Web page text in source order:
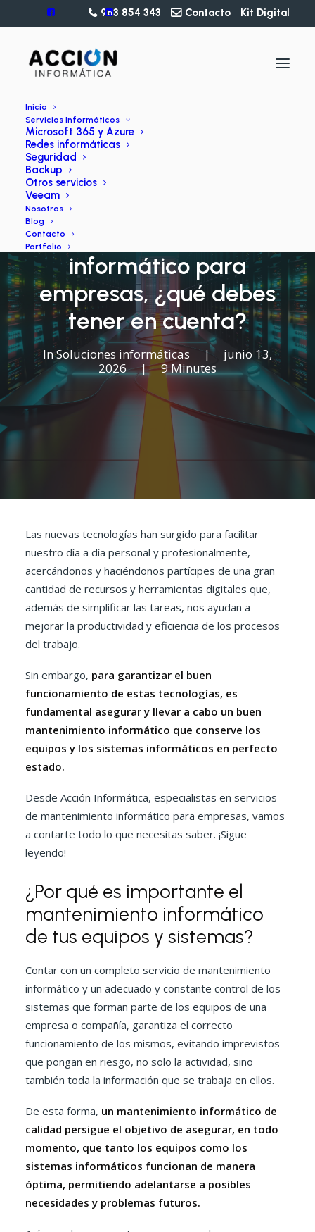
963 854 343 Contacto Kit Digital
Inicio
Servicios Informáticos
Microsoft 365 y Azure
Redes informáticas
Seguridad
Backup
Otros servicios
Veeam
Nosotros
Blog
Contacto
Portfolio
informático para
empresas, ¿qué debes
tener en cuenta?
InSoluciones informáticas |
junio 13,
2026
| 9 Minutes
Las nuevas tecnologías han surgido para facilitar
nuestro día a día personal y profesionalmente,
acercándonos y haciéndonos partícipes de una gran
cantidad de recursos y herramientas digitales que,
además de simplificar las tareas, nos ayudan a
mejorar la productividad y eficiencia de los procesos
del trabajo.
Sin embargo, para garantizar el buen
funcionamiento de estas tecnologías, es
fundamental asegurar y llevar a cabo un buen
mantenimiento informático que conserve los
equipos y los sistemas informáticos en perfecto
estado.
Desde Acción Informática, especialistas en servicios
de mantenimiento informático para empresas, vamos
a contarte todo lo que necesitas saber. ¡Sigue
leyendo!
¿Por qué es importante el
mantenimiento informático
de tus equipos y sistemas?
Contar con un completo servicio de mantenimiento
informático y un adecuado y constante control de los
sistemas que forman parte de los equipos de una
empresa o compañía, garantiza el correcto
funcionamiento de los mismos, evitando imprevistos
que pongan en riesgo, no solo la actividad, sino
también toda la información que se trabaja en ellos.
De esta forma, un mantenimiento informático de
calidad persigue el objetivo de asegurar, en todo
momento, que tanto los equipos como los
sistemas informáticos funcionan de manera
óptima, permitiendo adelantarse a posibles
necesidades y problemas futuros.